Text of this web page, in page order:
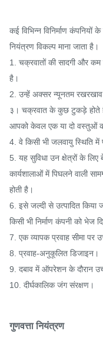
कई विभिन्न विनिर्माण
नियंत्रण विकल्प माना जाता है।
1. चक्रवातों की सादगी और
है।
2. उन्हें अक्सर न्यूनतम
३। चक्रवात के कुछ टुकड़े होते
आपको केवल एक या दो वस्तुओं
4. वे किसी भी जलवायु स्थिति
5. यह सुविधा उन क्षेत्रों के लिए
कार्यशालाओं में पिघलने वाली
होती है।
6. इसे जल्दी से उत्पादित किया
किसी भी निर्माण कंपनी को भेज
7. एक व्यापक प्रवाह सीमा पर
8. प्रवाह-अनुकूलित डिजाइन।
9. दबाव में ऑपरेशन के दौरान
10. दीर्घकालिक जंग संरक्षण।
गुणवत्ता नियंत्रण